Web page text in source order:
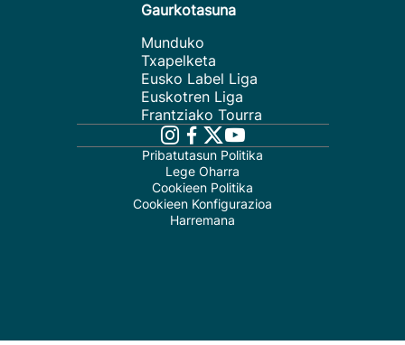
Gaurkotasuna
Munduko
Txapelketa
Eusko Label Liga
Euskotren Liga
Frantziako Tourra
Pribatutasun Politika
Lege Oharra
Cookieen Politika
Cookieen Konfigurazioa
Harremana